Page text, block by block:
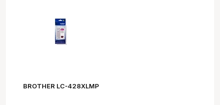
BROTHER LC-428XLMP